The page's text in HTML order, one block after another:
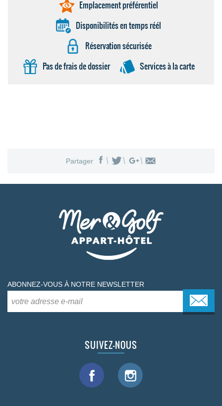
Emplacement préférentiel
Disponibilités en temps réél
Réservation sécurisée
Pas de frais de dossier
Services à la carte
Partager
ABONNEZ-VOUS À NOTRE NEWSLETTER
SUIVEZ-NOUS